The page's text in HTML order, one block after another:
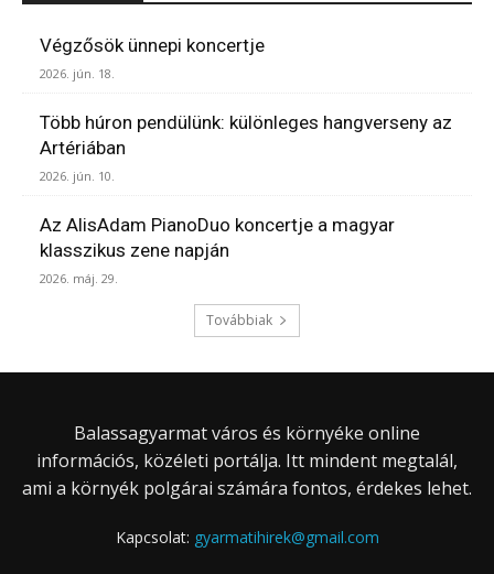
Végzősök ünnepi koncertje
2026. jún. 18.
Több húron pendülünk: különleges hangverseny az
Artériában
2026. jún. 10.
Az AlisAdam PianoDuo koncertje a magyar
klasszikus zene napján
2026. máj. 29.
Továbbiak
Balassagyarmat város és környéke online
információs, közéleti portálja. Itt mindent megtalál,
ami a környék polgárai számára fontos, érdekes lehet.
Kapcsolat: gyarmatihirek@gmail.com